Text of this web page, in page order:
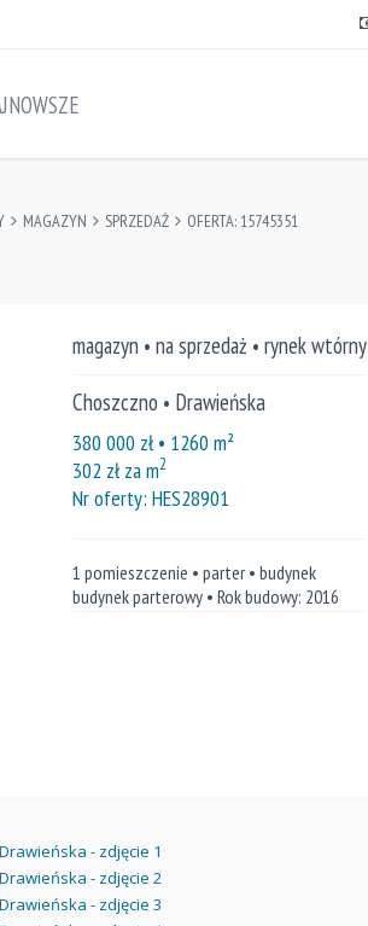
MAGAZYN SPRZEDAŻ OFERTA: 15745351
magazyn • na sprzedaż • rynek wtórny
Choszczno • Drawieńska
380 000 zł• 1260 m²
302 zł za m2
Nr oferty: HES28901
1 pomieszczenie • parter • budynek
budynek parterowy • Rok budowy: 2016